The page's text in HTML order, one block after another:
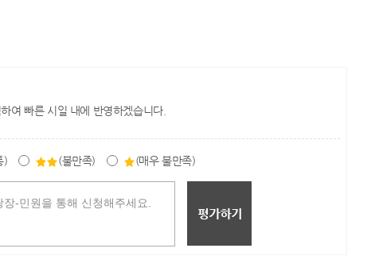
여 빠른 시일 내에 반영하겠습니다.
) (불만족) (매우 불만족)